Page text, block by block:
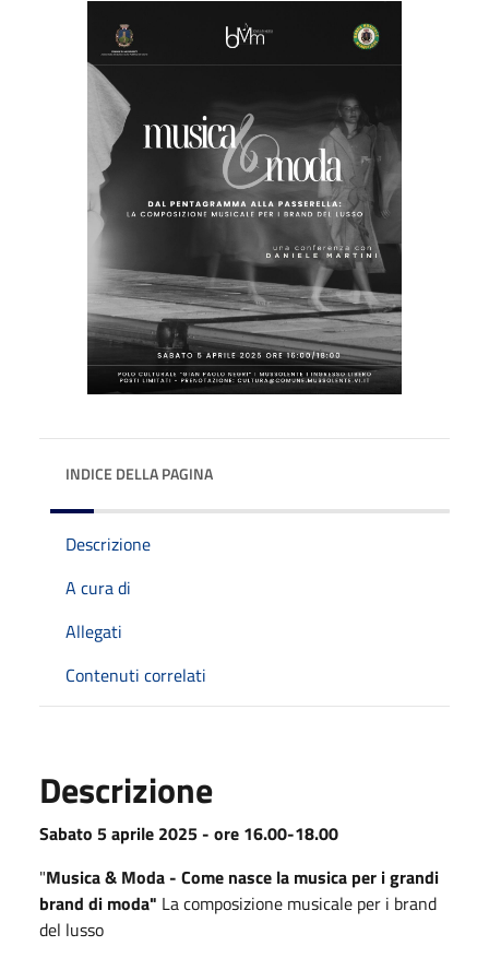
INDICE DELLA PAGINA
Descrizione
A cura di
Allegati
Contenuti correlati
Descrizione
Sabato 5 aprile 2025 - ore 16.00-18.00
"Musica & Moda - Come nasce la musica per i grandi
brand di moda" La composizione musicale per i brand
del lusso